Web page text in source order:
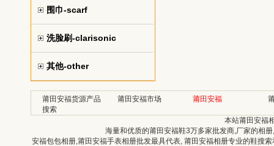
围巾-scarf
洗脸刷-clarisonic
其他-other
莆田安福货源产品
搜索
莆田安福市场 莆田安福
本站莆田安福
海量和优质的莆田安福鞋3万多家批发商,厂家的相
安福包包相册,莆田安福手表相册批发最具代表, 莆田安福相册专业的鞋搜